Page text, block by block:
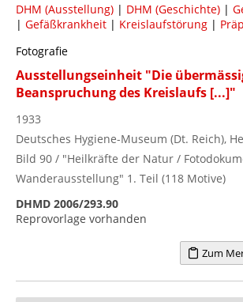
DHM (Ausstellung) | DHM (Geschichte) |
| Gefäßkrankheit | Kreislaufstörung |
Fotografie
Ausstellungseinheit "Die
Beanspruchung des Kreislaufs [...]"
1933
Deutsches Hygiene-Museum (Dt. Reich),
Bild 90 / "Heilkräfte der Natur /
Wanderausstellung" 1. Teil (118 Motive)
DHMD 2006/293.90
Reprovorlage vorhanden
Zum